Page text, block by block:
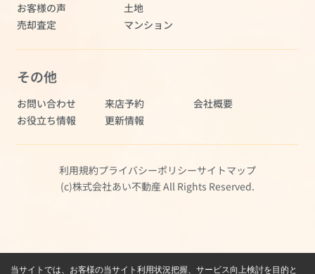
お客様の声
売却査定
土地
マンション
その他
お問い合わせ 来店予約
会社概要
お役立ち情報
更新情報
利用規約プライバシーポリシーサイトマップ
(c)株式会社あい不動産 All Rights Reserved.
当サイトでは、お客様の当サイト利用状況把握、サービス向上検討を目的と